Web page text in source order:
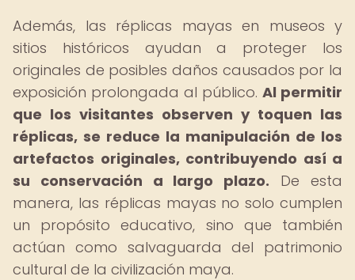
Además, las réplicas mayas en museos y
sitios históricos ayudan a proteger los
originales de posibles daños causados por la
exposición prolongada al público. Al permitir
que los visitantes observen y toquen las
réplicas, se reduce la manipulación de los
artefactos originales, contribuyendo así a
su conservación a largo plazo. De esta
manera, las réplicas mayas no solo cumplen
un propósito educativo, sino que también
actúan como salvaguarda del patrimonio
cultural de la civilización maya.